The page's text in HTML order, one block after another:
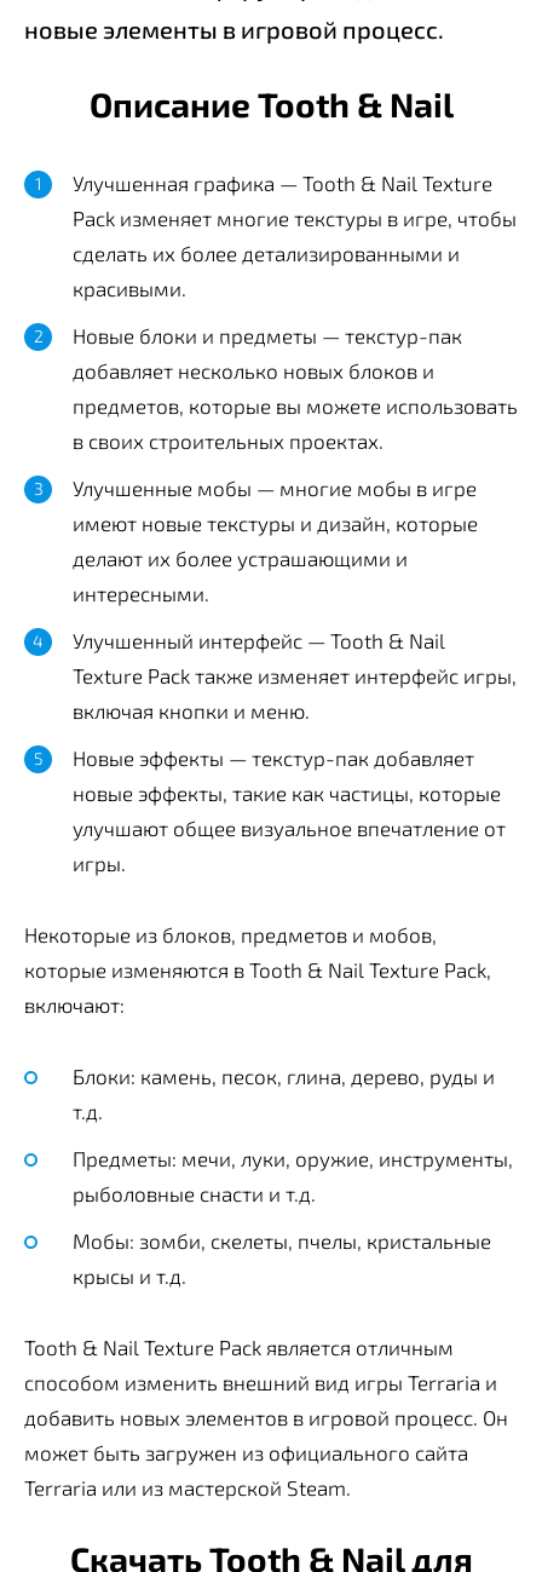
новые элементы в игровой процесс.
Описание Tooth & Nail
Улучшенная графика — Tooth & Nail Texture
Pack изменяет многие текстуры в игре, чтобы
сделать их более детализированными и
красивыми.
Новые блоки и предметы — текстур-пак
добавляет несколько новых блоков и
предметов, которые вы можете использовать
в своих строительных проектах.
Улучшенные мобы — многие мобы в игре
имеют новые текстуры и дизайн, которые
делают их более устрашающими и
интересными.
Улучшенный интерфейс — Tooth & Nail
Texture Pack также изменяет интерфейс игры,
включая кнопки и меню.
Новые эффекты — текстур-пак добавляет
новые эффекты, такие как частицы, которые
улучшают общее визуальное впечатление от
игры.
Некоторые из блоков, предметов и мобов,
которые изменяются в Tooth & Nail Texture Pack,
включают:
Блоки: камень, песок, глина, дерево, руды и
т.д.
Предметы: мечи, луки, оружие, инструменты,
рыболовные снасти и т.д.
Мобы: зомби, скелеты, пчелы, кристальные
крысы и т.д.
Tooth & Nail Texture Pack является отличным
способом изменить внешний вид игры Terraria и
добавить новых элементов в игровой процесс. Он
может быть загружен из официального сайта
Terraria или из мастерской Steam.
Скачать Tooth & Nail для